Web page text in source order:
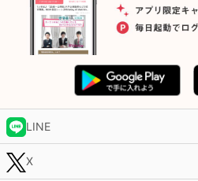
LINE
X